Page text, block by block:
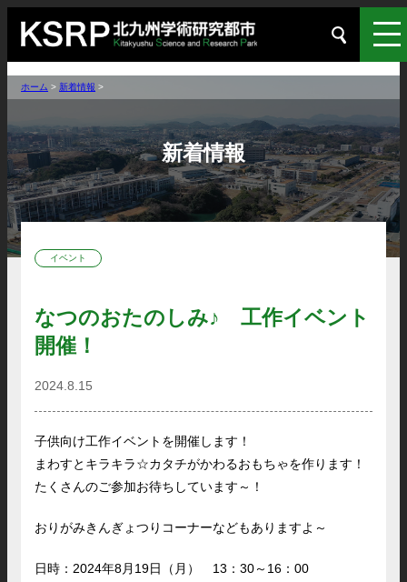
ホーム >新着情報 >
新着情報
イベント
なつのおたのしみ♪ 工作イベント
開催！
2024.8.15
子供向け工作イベントを開催します！
まわすとキラキラ☆カタチがかわるおもちゃを作ります！
たくさんのご参加お待ちしています～！
おりがみきんぎょつりコーナーなどもありますよ～
日時：2024年8月19日（月） 13：30～16：00